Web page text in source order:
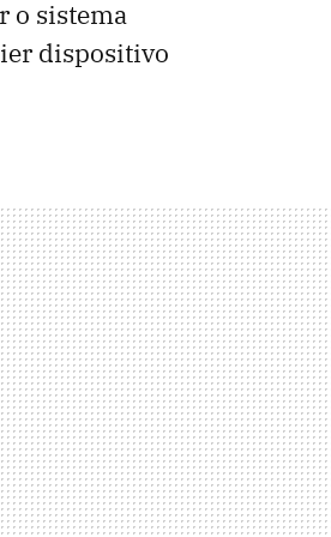
o sistema
dispositivo